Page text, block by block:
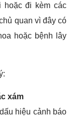
hoặc đi kèm các
quan vì đây có
hoặc bệnh lây
xám
hiệu cảnh báo